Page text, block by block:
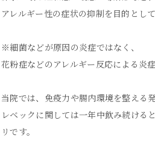
アレルギー性の症状の抑制を目的とし
※細菌などが原因の炎症ではなく、
花粉症などのアレルギー反応による炎
当院では、免疫力や腸内環境を整える
レベックに関しては一年中飲み続ける
リです。